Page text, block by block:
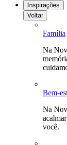
Inspirações
Voltar
Família
Na
Bem-
Na
você.